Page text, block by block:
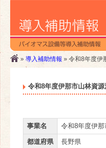
» 導入補助情報 » 令和8年度伊
令和8年度伊那市山林資
事業名 令和8年度伊
都道府県 長野県